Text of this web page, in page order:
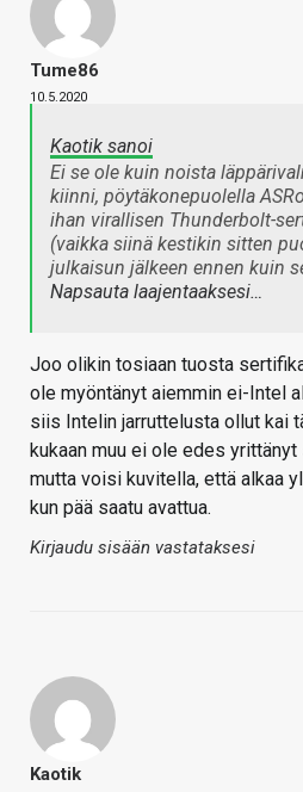
Tume86
10.5.2020
Kaotik sanoi
Ei se ole kuin noista
kiinni, pöytäkonepuolella
ihan virallisen Thunderbolt-
(vaikka siinä kestikin sitten
julkaisun jälkeen ennen kuin
Napsauta laajentaaksesi…
Joo olikin tosiaan tuosta
ole myöntänyt aiemmin ei-Intel
siis Intelin jarruttelusta ollut kai
kukaan muu ei ole edes
mutta voisi kuvitella, että alkaa
kun pää saatu avattua.
Kirjaudu sisään vastataksesi
Kaotik